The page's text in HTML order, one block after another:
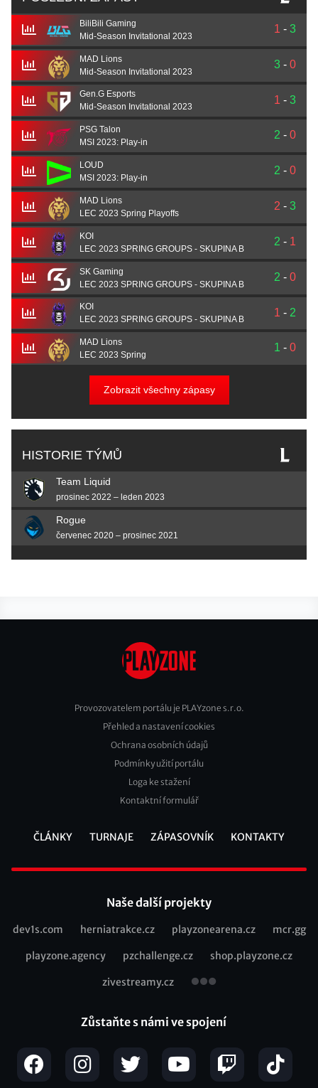
BiliBili Gaming
Mid-Season Invitational 2023
1 - 3
MAD Lions
Mid-Season Invitational 2023
3 - 0
Gen.G Esports
Mid-Season Invitational 2023
1 - 3
PSG Talon
MSI 2023: Play-in
2 - 0
LOUD
MSI 2023: Play-in
2 - 0
MAD Lions
LEC 2023 Spring Playoffs
2 - 3
KOI
LEC 2023 SPRING GROUPS - SKUPINA B
2 - 1
SK Gaming
LEC 2023 SPRING GROUPS - SKUPINA B
2 - 0
KOI
LEC 2023 SPRING GROUPS - SKUPINA B
1 - 2
MAD Lions
LEC 2023 Spring
1 - 0
Zobrazit všechny zápasy
HISTORIE TÝMŮ
Team Liquid
prosinec 2022 – leden 2023
Rogue
červenec 2020 – prosinec 2021
Footer
Provozovatelem portálu je PLAYzone s.r.o.
Přehled a nastavení cookies
Ochrana osobních údajů
Podmínky užití portálu
Loga ke stažení
Kontaktní formulář
ČLÁNKY TURNAJE ZÁPASOVNÍK KONTAKTY
Naše další projekty
Recommended
dev1s.com herniatrakce.cz playzonearena.cz mcr.gg
playzone.agency pzchallenge.cz shop.playzone.cz
zivestreamy.cz
Zůstaňte s námi ve spojení